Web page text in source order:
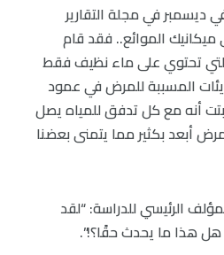
ديسمبر في مجلة التقارير
الموائع.. فقد قام
تحتوي على ماء نظيف فقط
المسببة للمرض في عمود
أنه مع كل تدفق للمياه يصل
أبعد بكثير مما يتمنى بعضنا
الرئيسي للدراسة: “لقد
هذا ما يحدث حقًا؟!”.